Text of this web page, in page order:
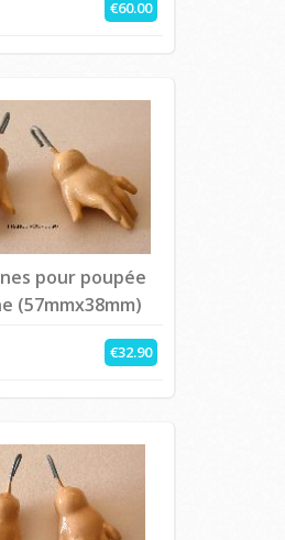
€60.00
pour poupée
(57mmx38mm)
€32.90